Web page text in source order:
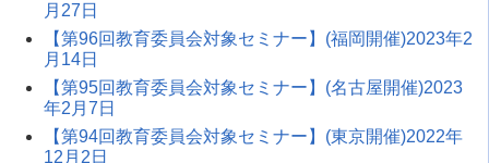
月27日
【第96回教育委員会対象セミナー】(福岡開催)2023年2
月14日
【第95回教育委員会対象セミナー】(名古屋開催)2023
年2月7日
【第94回教育委員会対象セミナー】(東京開催)2022年
12月2日